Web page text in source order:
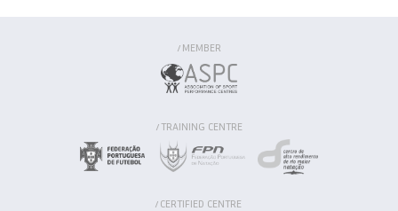
/ MEMBER
/ TRAINING CENTRE
/ CERTIFIED CENTRE